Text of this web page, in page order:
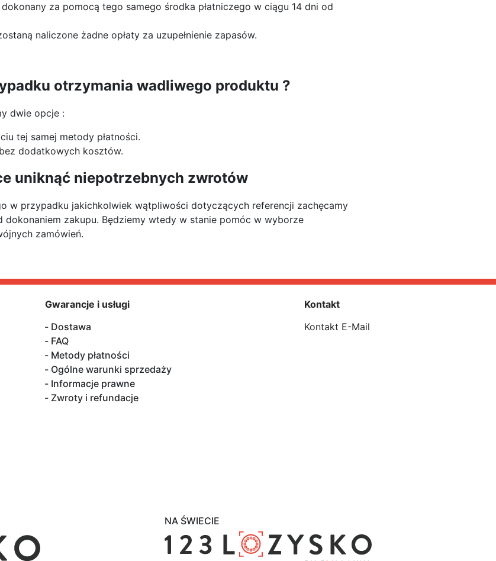
za pomocą tego samego środka płatniczego w ciągu 14 dni od
naliczone żadne opłaty za uzupełnienie zapasów.
otrzymania wadliwego produktu ?
dwie opcje :
tej samej metody płatności.
dodatkowych kosztów.
uniknąć niepotrzebnych zwrotów
w przypadku jakichkolwiek wątpliwości dotyczących referencji zachęcamy
zakupu. Będziemy wtedy w stanie pomóc w wyborze
zamówień.
Gwarancje i usługi
Dostawa
FAQ
Metody płatności
Ogólne warunki sprzedaży
Informacje prawne
Zwroty i refundacje
Kontakt
Kontakt E-Mail
NA ŚWIECIE